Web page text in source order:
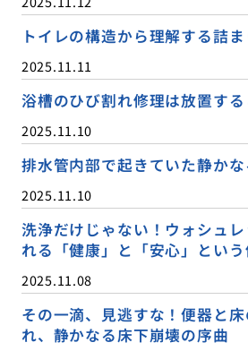
トイレの構造から理解する詰
2025.11.11
浴槽のひび割れ修理は放置す
2025.11.10
排水管内部で起きていた静か
2025.11.10
洗浄だけじゃない！ウォシュ
れる「健康」と「安心」という
2025.11.08
その一滴、見逃すな！便器と
れ、静かなる床下崩壊の序曲